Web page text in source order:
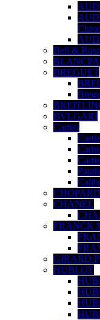
Bell & Ross
BREGUET
BVLGARI
Cartier
CHOPARD
CHANEL
FRANCK
GIRARD
HUBLOT